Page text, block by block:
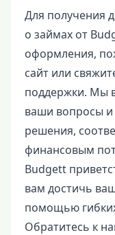
Для получения
о займах от
оформления,
сайт или
поддержки. Мы
ваши вопросы
решения,
финансовым
Budgett
вам достичь
помощью
Обратитесь к